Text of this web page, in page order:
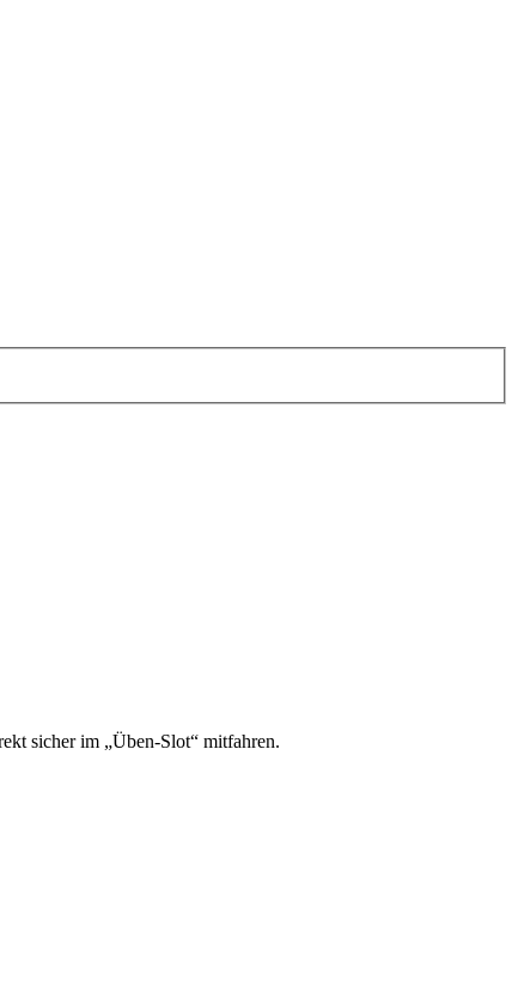
sicher im „Üben-Slot“ mitfahren.